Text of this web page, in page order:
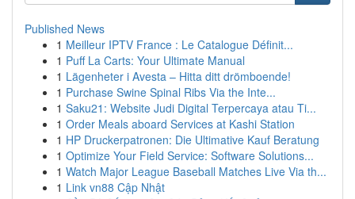
Published News
1 Meilleur IPTV France : Le Catalogue Définit...
1 Puff La Carts: Your Ultimate Manual
1 Lägenheter i Avesta – Hitta ditt drömboende!
1 Purchase Swine Spinal Ribs Via the Inte...
1 Saku21: Website Judi Digital Terpercaya atau Ti...
1 Order Meals aboard Services at Kashi Station
1 HP Druckerpatronen: Die Ultimative Kauf Beratung
1 Optimize Your Field Service: Software Solutions...
1 Watch Major League Baseball Matches Live Via th...
1 Link vn88 Cập Nhật